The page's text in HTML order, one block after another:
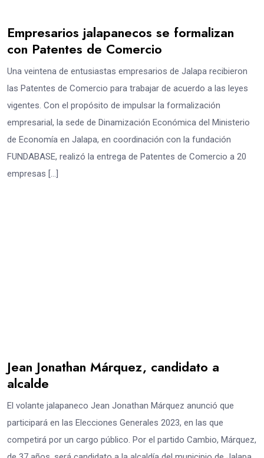
Empresarios jalapanecos se formalizan
con Patentes de Comercio
Una veintena de entusiastas empresarios de Jalapa recibieron
las Patentes de Comercio para trabajar de acuerdo a las leyes
vigentes. Con el propósito de impulsar la formalización
empresarial, la sede de Dinamización Económica del Ministerio
de Economía en Jalapa, en coordinación con la fundación
FUNDABASE, realizó la entrega de Patentes de Comercio a 20
empresas […]
Jean Jonathan Márquez, candidato a
alcalde
El volante jalapaneco Jean Jonathan Márquez anunció que
participará en las Elecciones Generales 2023, en las que
competirá por un cargo público. Por el partido Cambio, Márquez,